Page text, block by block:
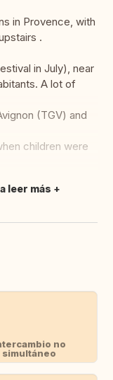
in Provence, with
.
in July), near
A lot of
(TGV) and
children were
leer más
no
simultáneo